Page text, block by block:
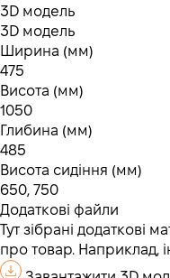
3D модель
3D модель
Ширина (мм)
475
Висота (мм)
1050
Глибина (мм)
485
Висота сидіння (мм)
650, 750
Додаткові файли
Тут зібрані додаткові
про товар. Наприклад,